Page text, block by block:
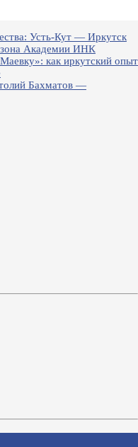
Усть-Кут — Иркутск
Академии ИНК
как иркутский опыт
Бахматов —